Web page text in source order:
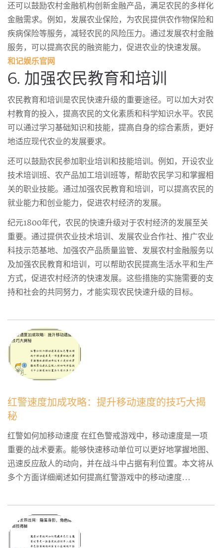
还可以鼓励农村金融机构创新金融产品，满足农民的多样化
金融需求。例如，发展农业保险，为农民提供农作物保险和
疾病保险等服务，减轻农民的风险压力。通过发展农村金融
服务，可以提高农民的融资能力，促进农业的快速发展。
和记娱乐官网
6. 加强农民教育和培训
农民教育和培训是农民快速升级的重要途径。可以加大对农
村教育的投入，提高农民的文化素质和科学知识水平。农民
可以通过学习基础知识和技能，提高自身的综合素质，更好
地适应现代农业的发展要求。
还可以鼓励农民参加职业培训和技能培训。例如，开设农业
技术培训班、农产品加工培训班等，帮助农民学习和掌握相
关的职业技能。通过加强农民教育和培训，可以提高农民的
就业能力和创业能力，促进农村经济的发展。
纪元1800年代，农民的快速升级对于农村经济的发展至关
重要。通过提供农业技术培训、发展农业合作社、推广农业
科技示范基地、加强农产品质量监管、发展农村金融服务以
及加强农民教育和培训，可以帮助农民提高生活水平和生产
方式，促进农村经济的快速发展。这些措施的实施需要的支
持和社会的共同努力，才能实现农民快速升级的目标。
红警速度加成攻略：提升移动速度的技巧大揭
秘
红警如何加移动速度 在红色警戒游戏中，移动速度是一项
重要的战术要素。能够快速移动单位可以更好地掌握地图、
迅速反应敌人的动向，并在战斗中占据有利位置。本文将从
多个方面详细阐述如何提高红警游戏中的移动速度...